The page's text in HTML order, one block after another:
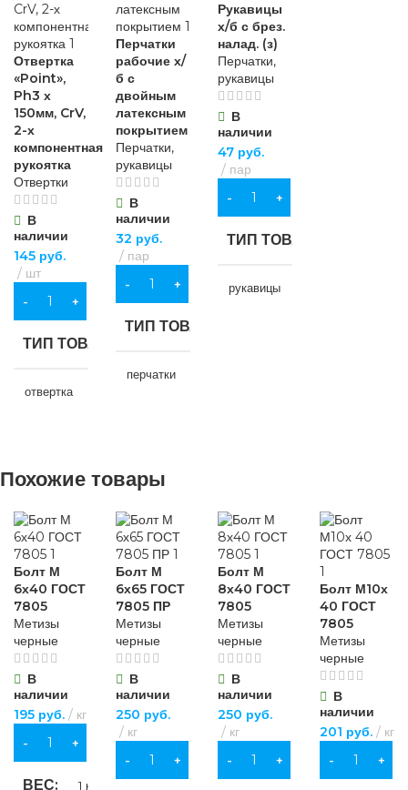
Отвертка
«Point»,
Ph3 х
150мм, CrV,
2-х
компонентная
рукоятка
Отвертки
В
наличии
145 руб.
шт
В КОРЗИНУ
ТИП ТОВАРА
отвертка
для хозяйственно-
БРЕНД Sparta
МАТЕРИАЛ
хромованадиевая
сталь (CrV)
ДЛИНА 150 мм
ОСОБЕННОСТИ
Перчатки
рабочие х/
б с
двойным
латексным
покрытием
Перчатки,
рукавицы
В
наличии
32 руб.
пар
В КОРЗИНУ
ТИП ТОВАРА
перчатки
для строительства
для хозяйственно-
ВИД РАБОТ
универсальные
МАТЕРИАЛ
ПВХ,
хлопчатобумажная
ткань
ОСОБЕННОСТИ
Рукавицы
х/б с брез.
налад. (з)
Перчатки,
рукавицы
В
наличии
47 руб.
пар
В КОРЗИНУ
ТИП ТОВАРА
рукавицы
универсальные
МАТЕРИАЛ
ПВХ
хлопчатобумажная
ткань
ОСОБЕННОСТИ
прочности
Похожие товары
Болт М
6х40 ГОСТ
7805
Метизы
черные
В
наличии
195 руб. кг
В КОРЗИНУ
ВЕС 1 кг
Болт М
6х65 ГОСТ
7805 ПР
Метизы
черные
В
наличии
250 руб.
кг
В КОРЗИНУ
Болт М
8х40 ГОСТ
7805
Метизы
черные
В
наличии
250 руб.
кг
В КОРЗИНУ
Болт М10х
40 ГОСТ
7805
Метизы
черные
В
наличии
201 руб. кг
В КОРЗИНУ